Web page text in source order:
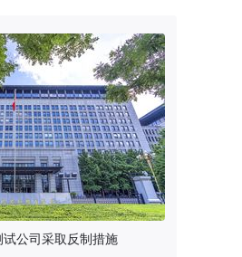
公司采取反制措施